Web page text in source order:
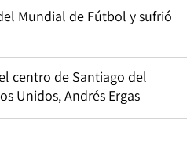
Mundial de Fútbol y sufrió
centro de Santiago del
Unidos, Andrés Ergas